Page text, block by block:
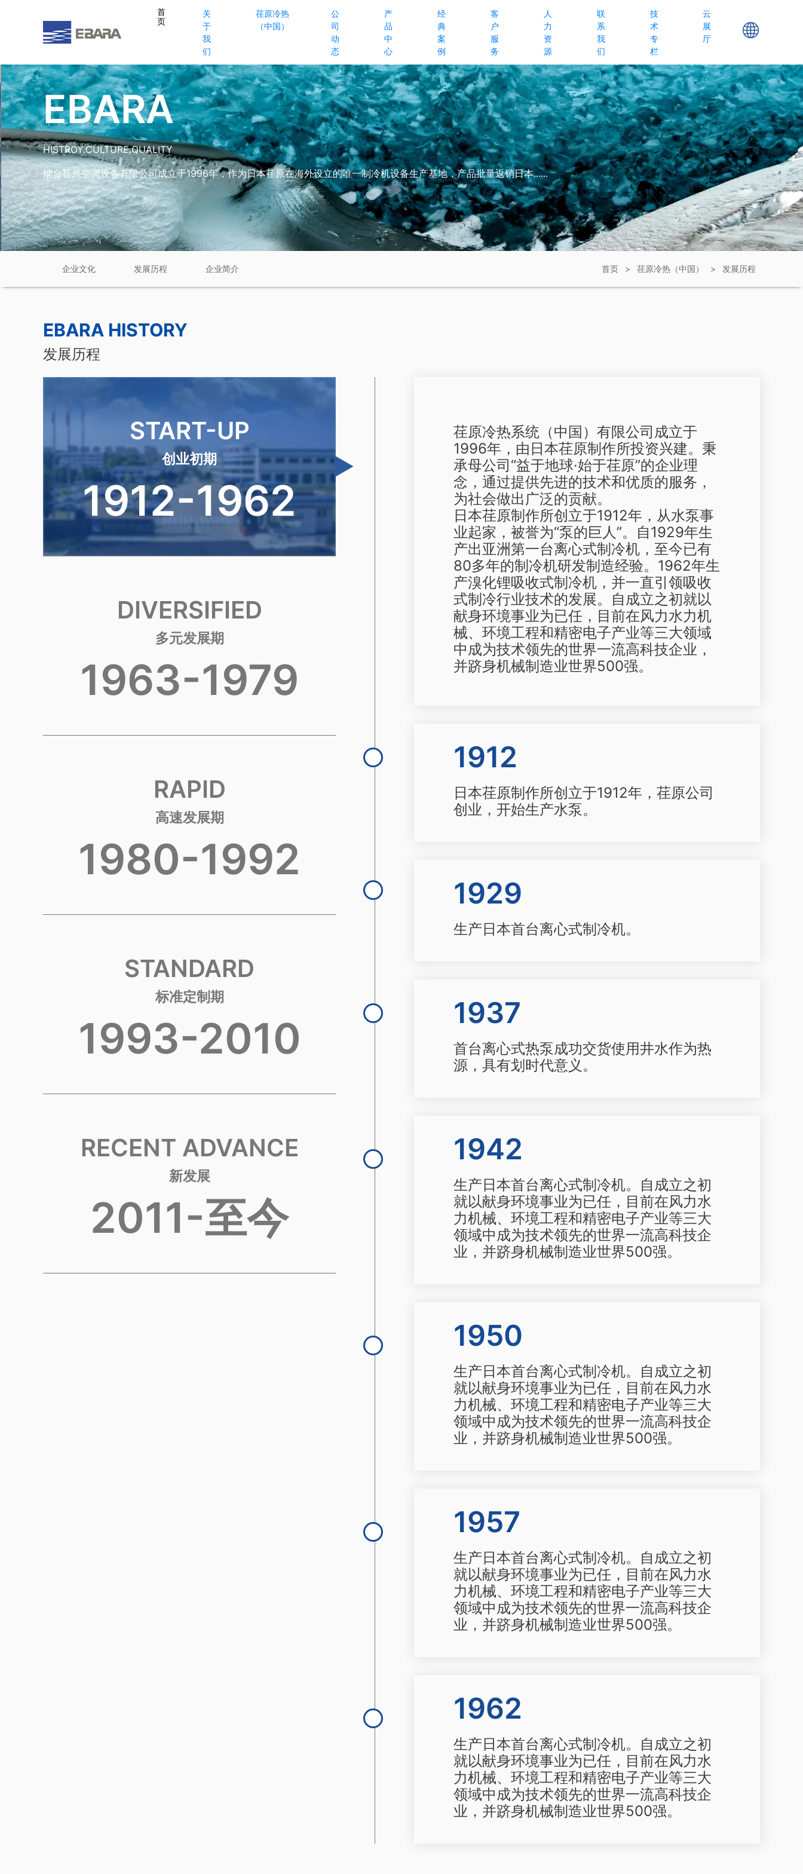
首
页
关
于
我
们
荏原冷热
（中国）
公
司
动
态
产
品
中
心
经
典
案
例
客
户
服
务
人
力
资
源
联
系
我
们
技
术
专
栏
云
展
厅
EBARA
HISTROY.CULTURE.QUALITY
烟台荏原空调设备有限公司成立于1996年，作为日本荏原在海外设立的唯一制冷机设备生产基地，产品批量返销日本......
企业文化 发展历程 企业简介 首页 > 荏原冷热（中国） > 发展历程
EBARA HISTORY
发展历程
START-UP
创业初期
1912-1962
DIVERSIFIED
多元发展期
1963-1979
RAPID
高速发展期
1980-1992
STANDARD
标准定制期
1993-2010
RECENT ADVANCE
新发展
2011-至今
荏原冷热系统（中国）有限公司成立于
1996年，由日本荏原制作所投资兴建。秉
承母公司“益于地球·始于荏原”的企业理
念，通过提供先进的技术和优质的服务，
为社会做出广泛的贡献。
日本荏原制作所创立于1912年，从水泵事
业起家，被誉为“泵的巨人”。自1929年生
产出亚洲第一台离心式制冷机，至今已有
80多年的制冷机研发制造经验。1962年生
产溴化锂吸收式制冷机，并一直引领吸收
式制冷行业技术的发展。自成立之初就以
献身环境事业为已任，目前在风力水力机
械、环境工程和精密电子产业等三大领域
中成为技术领先的世界一流高科技企业，
并跻身机械制造业世界500强。
1912
日本荏原制作所创立于1912年，荏原公司
创业，开始生产水泵。
1929
生产日本首台离心式制冷机。
1937
首台离心式热泵成功交货使用井水作为热
源，具有划时代意义。
1942
生产日本首台离心式制冷机。自成立之初
就以献身环境事业为已任，目前在风力水
力机械、环境工程和精密电子产业等三大
领域中成为技术领先的世界一流高科技企
业，并跻身机械制造业世界500强。
1950
生产日本首台离心式制冷机。自成立之初
就以献身环境事业为已任，目前在风力水
力机械、环境工程和精密电子产业等三大
领域中成为技术领先的世界一流高科技企
业，并跻身机械制造业世界500强。
1957
生产日本首台离心式制冷机。自成立之初
就以献身环境事业为已任，目前在风力水
力机械、环境工程和精密电子产业等三大
领域中成为技术领先的世界一流高科技企
业，并跻身机械制造业世界500强。
1962
生产日本首台离心式制冷机。自成立之初
就以献身环境事业为已任，目前在风力水
力机械、环境工程和精密电子产业等三大
领域中成为技术领先的世界一流高科技企
业，并跻身机械制造业世界500强。